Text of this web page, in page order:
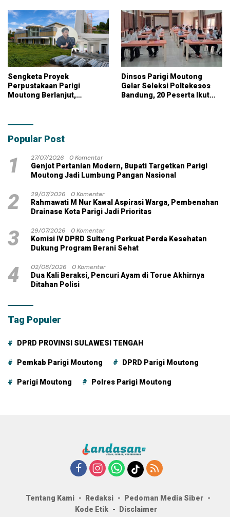
Sengketa Proyek
Perpustakaan Parigi
Moutong Berlanjut,
dengan Dana Pribadi
Dinsos Parigi Moutong
Gelar Seleksi Poltekesos
Bandung, 20 Peserta Ikut
Popular Post
1 27/07/2026
0 Komentar
Genjot Pertanian Modern, Bupati Targetkan Parigi
Moutong Jadi Lumbung Pangan Nasional
2 29/07/2026
0 Komentar
Rahmawati M Nur Kawal Aspirasi Warga, Pembenahan
Drainase Kota Parigi Jadi Prioritas
3 29/07/2026
0 Komentar
Komisi IV DPRD Sulteng Perkuat Perda Kesehatan
Dukung Program Berani Sehat
4 02/08/2026
0 Komentar
Dua Kali Beraksi, Pencuri Ayam di Torue Akhirnya
Ditahan Polisi
Tag Populer
DPRD PROVINSI SULAWESI TENGAH
Pemkab Parigi Moutong DPRD Parigi Moutong
Parigi Moutong Polres Parigi Moutong
Tentang Kami Redaksi
Pedoman Media Siber
Kode Etik
Disclaimer